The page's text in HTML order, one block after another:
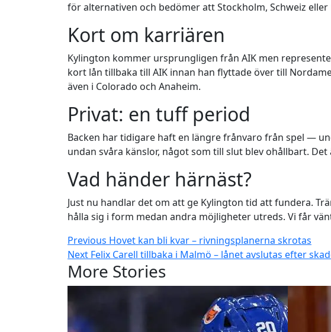
för alternativen och bedömer att Stockholm, Schweiz eller
Kort om karriären
Kylington kommer ursprungligen från AIK men
kort lån tillbaka till AIK innan han flyttade över till
även i Colorado och Anaheim.
Privat: en tuff period
Backen har tidigare haft en längre frånvaro från spel —
undan svåra känslor, något som till slut blev ohållbart.
Vad händer härnäst?
Just nu handlar det om att ge Kylington tid att fundera.
hålla sig i form medan andra möjligheter utreds. Vi får
Continue
Reading
Previous Hovet kan bli kvar – rivningsplanerna skrotas
Next Felix Carell tillbaka i Malmö – lånet avslutas efter
More Stories